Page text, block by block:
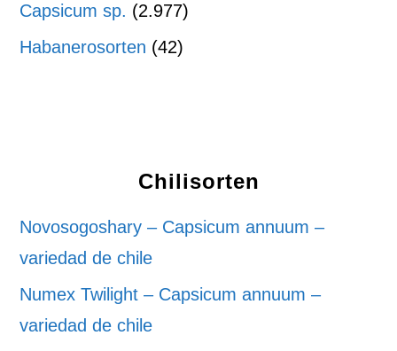
Capsicum sp. (2.977)
Habanerosorten (42)
Chilisorten
Novosogoshary – Capsicum annuum –
variedad de chile
Numex Twilight – Capsicum annuum –
variedad de chile